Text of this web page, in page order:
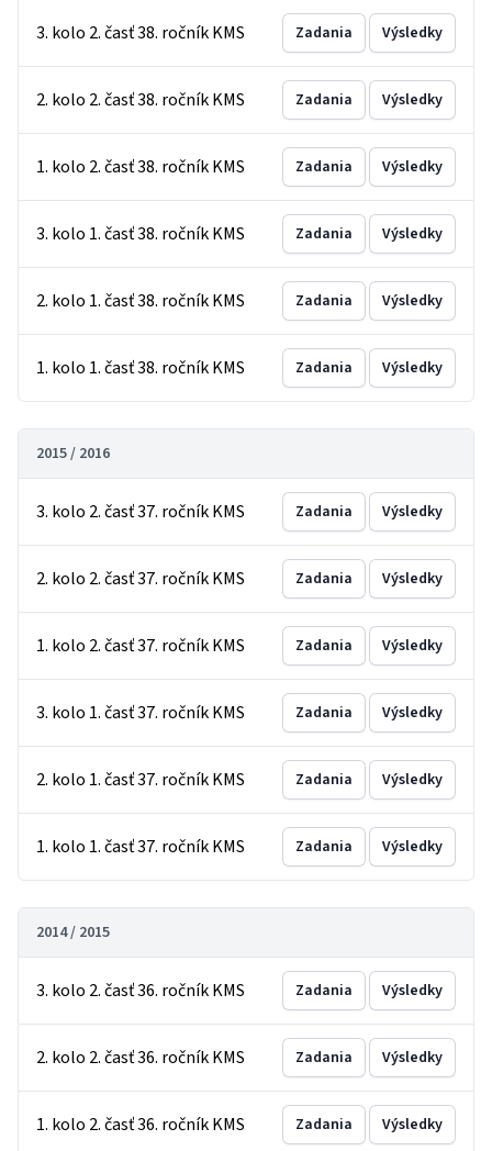
3. kolo 2. časť 38. ročník KMS Zadania Výsledky
2. kolo 2. časť 38. ročník KMS Zadania Výsledky
1. kolo 2. časť 38. ročník KMS Zadania Výsledky
3. kolo 1. časť 38. ročník KMS Zadania Výsledky
2. kolo 1. časť 38. ročník KMS Zadania Výsledky
1. kolo 1. časť 38. ročník KMS Zadania Výsledky
2015 / 2016
3. kolo 2. časť 37. ročník KMS Zadania Výsledky
2. kolo 2. časť 37. ročník KMS Zadania Výsledky
1. kolo 2. časť 37. ročník KMS Zadania Výsledky
3. kolo 1. časť 37. ročník KMS Zadania Výsledky
2. kolo 1. časť 37. ročník KMS Zadania Výsledky
1. kolo 1. časť 37. ročník KMS Zadania Výsledky
2014 / 2015
3. kolo 2. časť 36. ročník KMS Zadania Výsledky
2. kolo 2. časť 36. ročník KMS Zadania Výsledky
1. kolo 2. časť 36. ročník KMS Zadania Výsledky